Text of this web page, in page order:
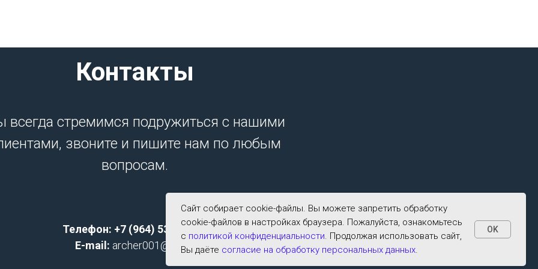
Контакты
всегда стремимся подружиться с нашими
звоните и пишите нам по любым
вопросам.
Телефон: +7 (964) 533-2591;
E-mail: archer001@list.ru
Сайт собирает cookie-файлы. Вы можете запретить обработку
cookie-файлов в настройках браузера. Пожалуйста, ознакомьтесь
с политикой конфиденциальности. Продолжая использовать сайт,
Вы даёте согласие на обработку персональных данных.
OK